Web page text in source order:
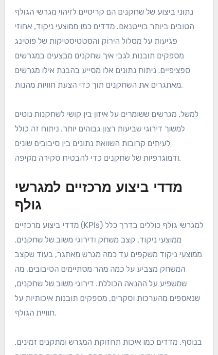
נתוני ביצוע של שחקנים הם קריטיים לזיהוי מגרשי הגולף
הטובים ביותר בוייטנאם. מדדים כמו ממוצעי ניקוד, אחוזי
פגיעות על מסלול הירוק והסטטיסטיקות של פוטינג
מספקים תובנות לגבי איך שחקנים מבצעים במגרשים
ספציפיים. ניתוח נתונים אלו מסייע בהבנת אילו מגרשים
מאתגרים את השחקנים תוך כדי הצעת חוויות מהנות.
למשל, מגרשים ששומרים על איזון בין קושי לשחקנות נוטים
למשוך דירוגי שביעות רצון גבוהים יותר. ניתוח זה כולל
לעיתים קרובות השוואת נתונים בין סיבובים שונים
ודמוגרפיות של שחקנים כדי להבטיח סקירה מקיפה.
מדדי ביצוע מרכזיים למגרשי
גולף
מדדי ביצוע מרכזיים (KPIs) למגרשי גולף כוללים בדרך כלל
ממוצעי ניקוד, קצב משחק ודירוגי משוב של שחקנים.
ממוצעי ניקוד משקפים עד כמה מגרש מאתגר, בעוד שקצב
המשחק מצביע על כמה מהר מסתיימים הסיבובים, מה
שמשפיע על ההנאה הכוללת. דירוגי משוב של שחקנים,
שנאספים מהערכות וסקרים, מספקים תובנות איכותיות על
חוויית הגולף.
בנוסף, מדדים כמו איכות תחזוקת המגרש ומתקנים זמינים,